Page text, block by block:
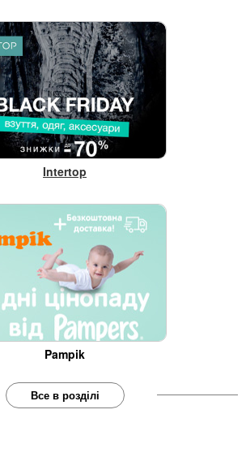
Intertop
Pampik
Все в розділі